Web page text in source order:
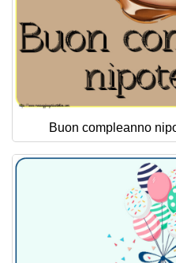
Buon compleanno